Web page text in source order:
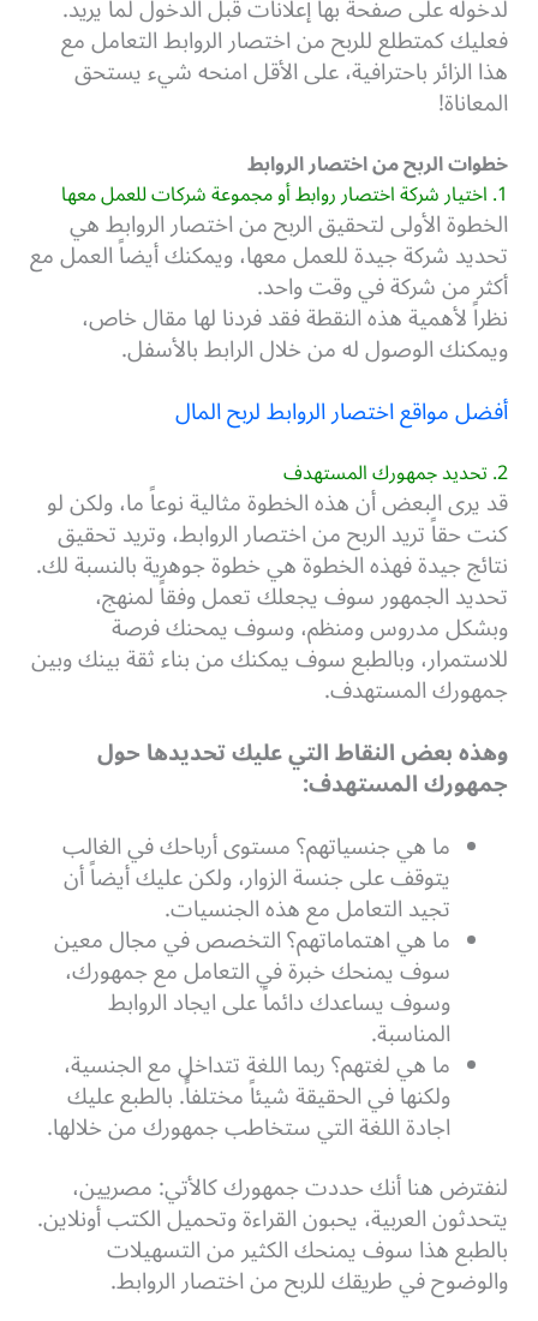
فعليك كمتطلع للربح من اختصار الروابط التعامل مع
هذا الزائر باحترافية، على الأقل امنحه شيء يستحق
المعاناة!
خطوات الربح من اختصار الروابط
1. اختيار شركة اختصار روابط أو مجموعة شركات للعمل معها
الخطوة الأولى لتحقيق الربح من اختصار الروابط هي
تحديد شركة جيدة للعمل معها، ويمكنك أيضاً العمل مع
أكثر من شركة في وقت واحد.
نظراً لأهمية هذه النقطة فقد فردنا لها مقال خاص،
ويمكنك الوصول له من خلال الرابط بالأسفل.
أفضل مواقع اختصار الروابط لربح المال
2. تحديد جمهورك المستهدف
قد يرى البعض أن هذه الخطوة مثالية نوعاً ما، ولكن لو
كنت حقاً تريد الربح من اختصار الروابط، وتريد تحقيق
نتائج جيدة فهذه الخطوة هي خطوة جوهرية بالنسبة لك.
تحديد الجمهور سوف يجعلك تعمل وفقاً لمنهج،
وبشكل مدروس ومنظم، وسوف يمحنك فرصة
للاستمرار، وبالطبع سوف يمكنك من بناء ثقة بينك وبين
جمهورك المستهدف.
وهذه بعض النقاط التي عليك تحديدها حول
جمهورك المستهدف:
ما هي جنسياتهم؟ مستوى أرباحك في الغالب
يتوقف على جنسة الزوار، ولكن عليك أيضاً أن
تجيد التعامل مع هذه الجنسيات.
ما هي اهتماماتهم؟ التخصص في مجال معين
سوف يمنحك خبرة في التعامل مع جمهورك،
وسوف يساعدك دائماً على ايجاد الروابط
المناسبة.
ما هي لغتهم؟ ربما اللغة تتداخل مع الجنسية،
ولكنها في الحقيقة شيئاً مختلفاًُ. بالطبع عليك
اجادة اللغة التي ستخاطب جمهورك من خلالها.
لنفترض هنا أنك حددت جمهورك كالأتي: مصريين،
يتحدثون العربية، يحبون القراءة وتحميل الكتب أونلاين.
بالطبع هذا سوف يمنحك الكثير من التسهيلات
والوضوح في طريقك للربح من اختصار الروابط.